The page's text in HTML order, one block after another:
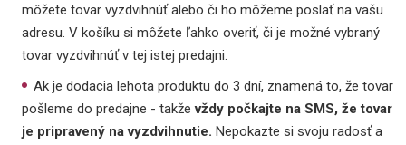
môžete tovar vyzdvihnúť alebo či ho môžeme poslať na vašu
adresu. V košíku si môžete ľahko overiť, či je možné vybraný
tovar vyzdvihnúť v tej istej predajni.
Ak je dodacia lehota produktu do 3 dní, znamená to, že tovar
pošleme do predajne - takževždy počkajte na SMS, že tovar
je pripravený na vyzdvihnutie. Nepokazte si svoju radosť a